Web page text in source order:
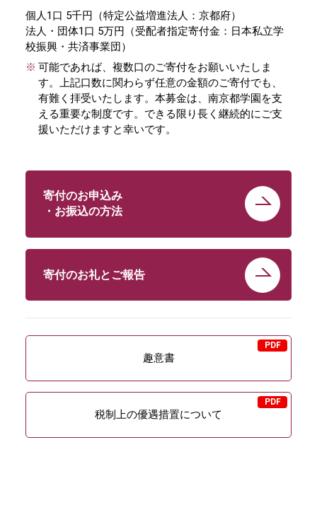
個人1口 5千円（特定公益増進法人：京都府）
法人・団体1口 5万円（受配者指定寄付金：日本私立学
校振興・共済事業団）
可能であれば、複数口のご寄付をお願いいたしま
す。上記口数に関わらず任意の金額のご寄付でも、
有難く拝受いたします。本募金は、南京都学園を支
える重要な制度です。できる限り長く継続的にご支
援いただけますと幸いです。
寄付のお申込み
・お振込の方法
寄付のお礼とご報告
趣意書
税制上の優遇措置について